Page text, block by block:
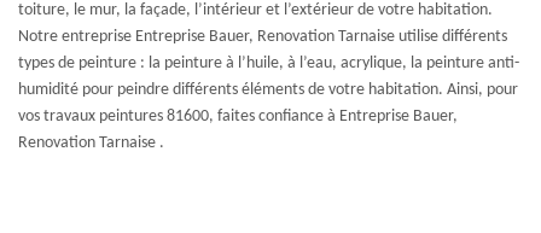
toiture, le mur, la façade, l’intérieur et l’extérieur de votre habitation.
Notre entreprise Entreprise Bauer, Renovation Tarnaise utilise différents
types de peinture : la peinture à l’huile, à l’eau, acrylique, la peinture anti-
humidité pour peindre différents éléments de votre habitation. Ainsi, pour
vos travaux peintures 81600, faites confiance à Entreprise Bauer,
Renovation Tarnaise .